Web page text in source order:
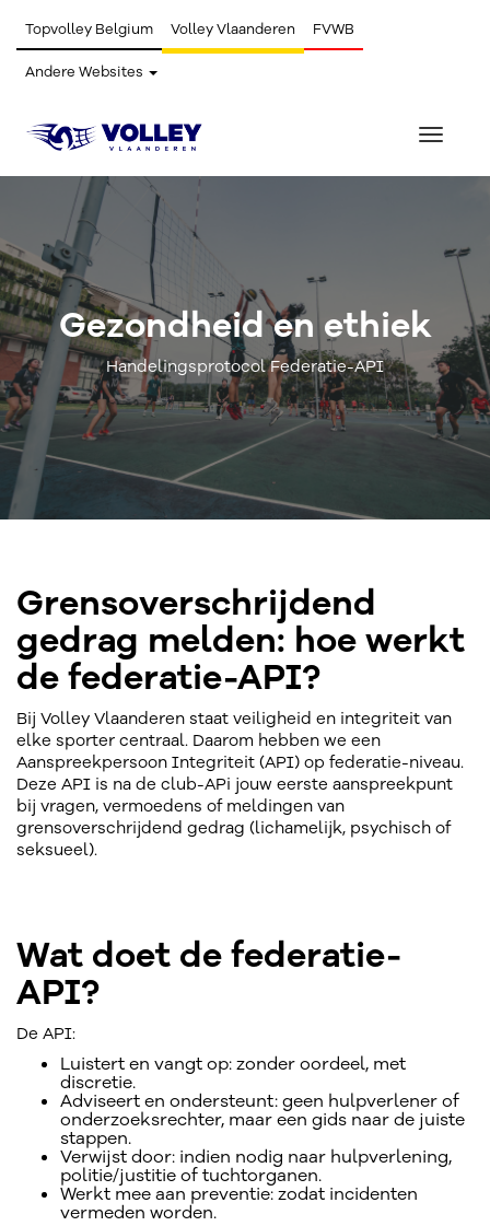
Topvolley Belgium Volley Vlaanderen FVWB
Andere Websites
Toggle
Gezondheid en ethiek
Handelingsprotocol Federatie-API
Grensoverschrijdend
gedrag melden: hoe werkt
de federatie-API?
Bij Volley Vlaanderen staat veiligheid en integriteit van
elke sporter centraal. Daarom hebben we een
Aanspreekpersoon Integriteit (API) op federatie-niveau.
Deze API is na de club-APi jouw eerste aanspreekpunt
bij vragen, vermoedens of meldingen van
grensoverschrijdend gedrag (lichamelijk, psychisch of
seksueel).
Wat doet de federatie-
API?
De API:
Luistert en vangt op: zonder oordeel, met
discretie.
Adviseert en ondersteunt: geen hulpverlener of
onderzoeksrechter, maar een gids naar de juiste
stappen.
Verwijst door: indien nodig naar hulpverlening,
politie/justitie of tuchtorganen.
Werkt mee aan preventie: zodat incidenten
vermeden worden.